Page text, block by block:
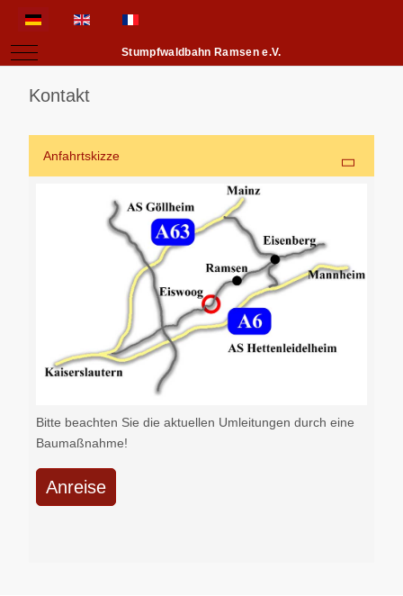
Sprache auswählen
Mobile Menu ToggleStumpfwaldbahn Ramsen e.V.
Kontakt
Anfahrtskizze
Bitte beachten Sie die aktuellen Umleitungen durch eine
Baumaßnahme!
Anreise